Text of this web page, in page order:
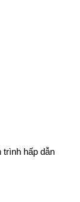
trình hấp dẫn